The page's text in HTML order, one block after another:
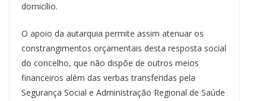
domicílio.
O apoio da autarquia permite assim atenuar os
constrangimentos orçamentais desta resposta social
do concelho, que não dispõe de outros meios
financeiros além das verbas transferidas pela
Segurança Social e Administração Regional de Saúde